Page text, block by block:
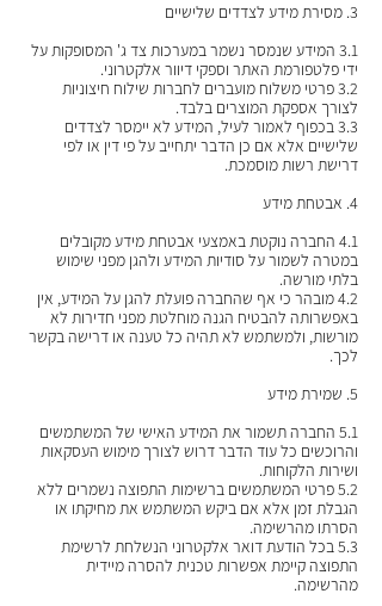
3. מסירת מידע לצדדים שלישיים
3.1 המידע שנמסר נשמר במערכות צד ג' המסופקות על
ידי פלטפורמת האתר וספקי דיוור אלקטרוני.
3.2 פרטי משלוח מועברים לחברות שילוח חיצוניות
לצורך אספקת המוצרים בלבד.
3.3 בכפוף לאמור לעיל, המידע לא יימסר לצדדים
שלישיים אלא אם כן הדבר יתחייב על פי דין או לפי
דרישת רשות מוסמכת.
4. אבטחת מידע
4.1 החברה נוקטת באמצעי אבטחת מידע מקובלים
במטרה לשמור על סודיות המידע ולהגן מפני שימוש
בלתי מורשה.
4.2 מובהר כי אף שהחברה פועלת להגן על המידע, אין
באפשרותה להבטיח הגנה מוחלטת מפני חדירות לא
מורשות, ולמשתמש לא תהיה כל טענה או דרישה בקשר
לכך.
5. שמירת מידע
5.1 החברה תשמור את המידע האישי של המשתמשים
והרוכשים כל עוד הדבר דרוש לצורך מימוש העסקאות
ושירות הלקוחות.
5.2 פרטי המשתמשים ברשימות התפוצה נשמרים ללא
הגבלת זמן אלא אם ביקש המשתמש את מחיקתו או
הסרתו מהרשימה.
5.3 בכל הודעת דואר אלקטרוני הנשלחת לרשימת
התפוצה קיימת אפשרות טכנית להסרה מיידית
מהרשימה.